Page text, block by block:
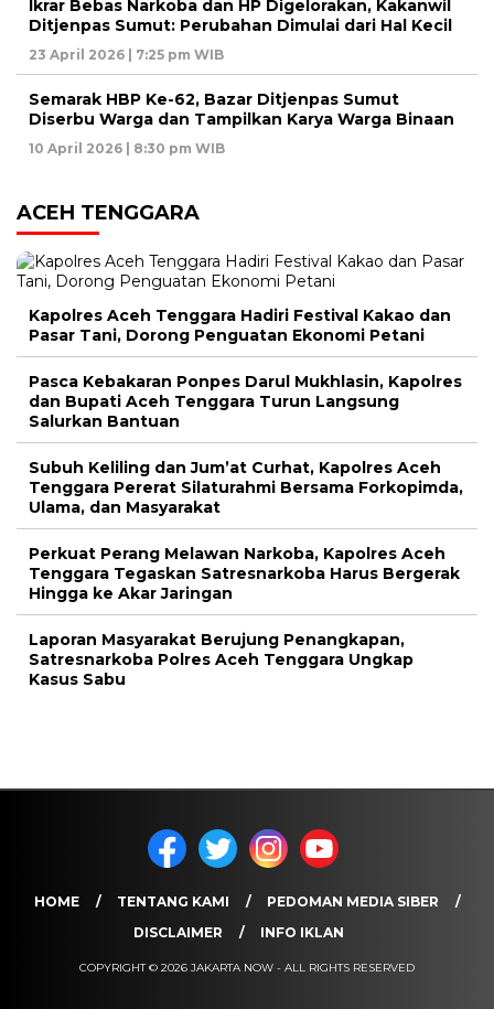
Ikrar Bebas Narkoba dan HP Digelorakan, Kakanwil
Ditjenpas Sumut: Perubahan Dimulai dari Hal Kecil
23 April 2026 | 7:25 pm WIB
Semarak HBP Ke-62, Bazar Ditjenpas Sumut
Diserbu Warga dan Tampilkan Karya Warga Binaan
10 April 2026 | 8:30 pm WIB
ACEH TENGGARA
Kapolres Aceh Tenggara Hadiri Festival Kakao dan
Pasar Tani, Dorong Penguatan Ekonomi Petani
Pasca Kebakaran Ponpes Darul Mukhlasin, Kapolres
dan Bupati Aceh Tenggara Turun Langsung
Salurkan Bantuan
Subuh Keliling dan Jum’at Curhat, Kapolres Aceh
Tenggara Pererat Silaturahmi Bersama Forkopimda,
Ulama, dan Masyarakat
Perkuat Perang Melawan Narkoba, Kapolres Aceh
Tenggara Tegaskan Satresnarkoba Harus Bergerak
Hingga ke Akar Jaringan
Laporan Masyarakat Berujung Penangkapan,
Satresnarkoba Polres Aceh Tenggara Ungkap
Kasus Sabu
HOME TENTANG KAMI
PEDOMAN MEDIA SIBER
DISCLAIMER
INFO IKLAN
COPYRIGHT © 2026 JAKARTA NOW - ALL RIGHTS RESERVED